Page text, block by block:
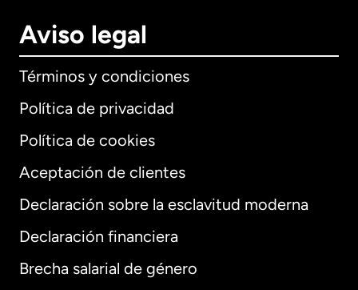
Aviso legal
Términos y condiciones
Política de privacidad
Política de cookies
Aceptación de clientes
Declaración sobre la esclavitud moderna
Declaración financiera
Brecha salarial de género
Internacional English